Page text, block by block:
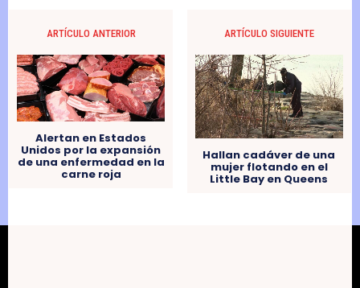
ARTÍCULO ANTERIOR
Alertan en Estados
Unidos por la expansión
de una enfermedad en la
carne roja
ARTÍCULO SIGUIENTE
Hallan cadáver de una
mujer flotando en el
Little Bay en Queens